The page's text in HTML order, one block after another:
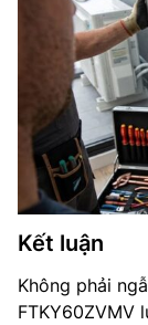
Kết luận
Không phải
FTKY60ZVMV